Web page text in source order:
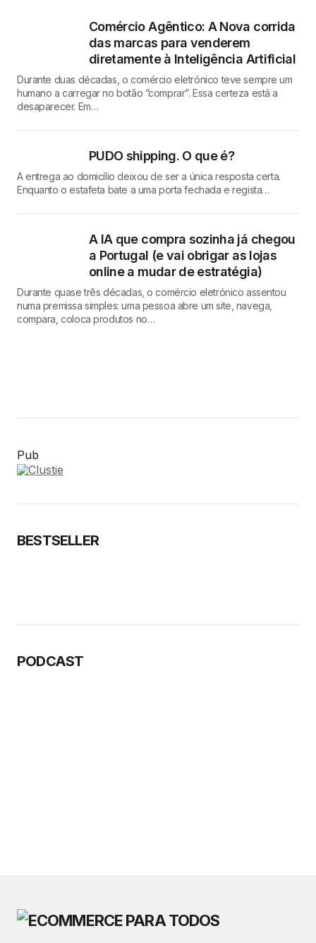
Comércio Agêntico: A Nova corrida
das marcas para venderem
diretamente à Inteligência Artificial
Durante duas décadas, o comércio eletrónico teve sempre um
humano a carregar no botão “comprar”. Essa certeza está a
desaparecer. Em…
PUDO shipping. O que é?
A entrega ao domicílio deixou de ser a única resposta certa.
Enquanto o estafeta bate a uma porta fechada e regista…
A IA que compra sozinha já chegou
a Portugal (e vai obrigar as lojas
online a mudar de estratégia)
Durante quase três décadas, o comércio eletrónico assentou
numa premissa simples: uma pessoa abre um site, navega,
compara, coloca produtos no…
Pub
BESTSELLER
PODCAST